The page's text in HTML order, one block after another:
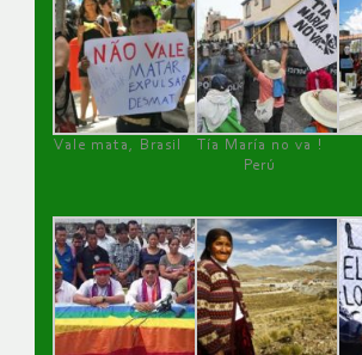
Vale mata, Brasil
Tía María no va !
Perú